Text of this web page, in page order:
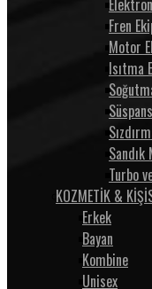
Fren
Motor
Isıtma
Turbo
KOZMETİK &
Erkek
Bayan
Kombine
Unisex